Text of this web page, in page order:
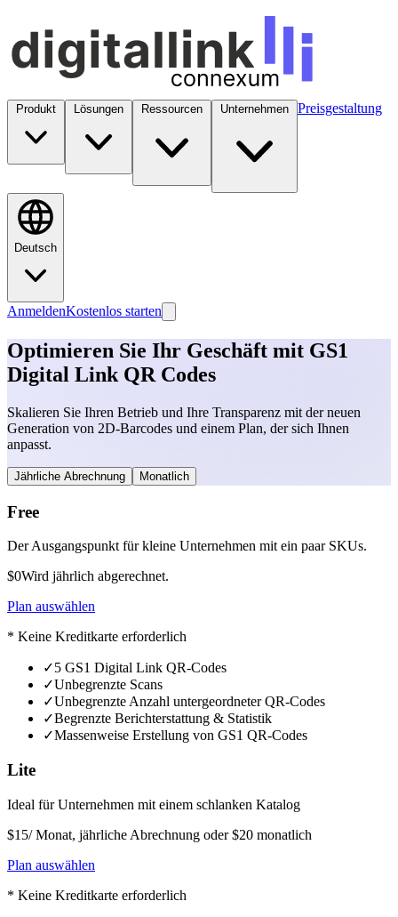
Preisgestaltung
Deutsch
AnmeldenKostenlos starten
Optimieren Sie Ihr Geschäft mit GS1
Digital Link QR Codes
Skalieren Sie Ihren Betrieb und Ihre Transparenz mit der neuen
Generation von 2D-Barcodes und einem Plan, der sich Ihnen
anpasst.
Jährliche Abrechnung Monatlich
Free
Der Ausgangspunkt für kleine Unternehmen mit ein paar SKUs.
$0Wird jährlich abgerechnet.
Plan auswählen
* Keine Kreditkarte erforderlich
✓5 GS1 Digital Link QR-Codes
✓Unbegrenzte Scans
✓Unbegrenzte Anzahl untergeordneter QR-Codes
✓Begrenzte Berichterstattung & Statistik
✓Massenweise Erstellung von GS1 QR-Codes
Lite
Ideal für Unternehmen mit einem schlanken Katalog
$15/ Monat, jährliche Abrechnung oder $20 monatlich
Plan auswählen
* Keine Kreditkarte erforderlich